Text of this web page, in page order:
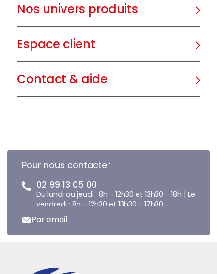
Nos univers produits
Espace client
Contact & aide
Pour nous contacter
02 99 13 05 00
Du lundi au jeudi : 8h - 12h30 et 13h30 - 18h | Le
vendredi : 8h - 12h30 et 13h30 - 17h30
Par email